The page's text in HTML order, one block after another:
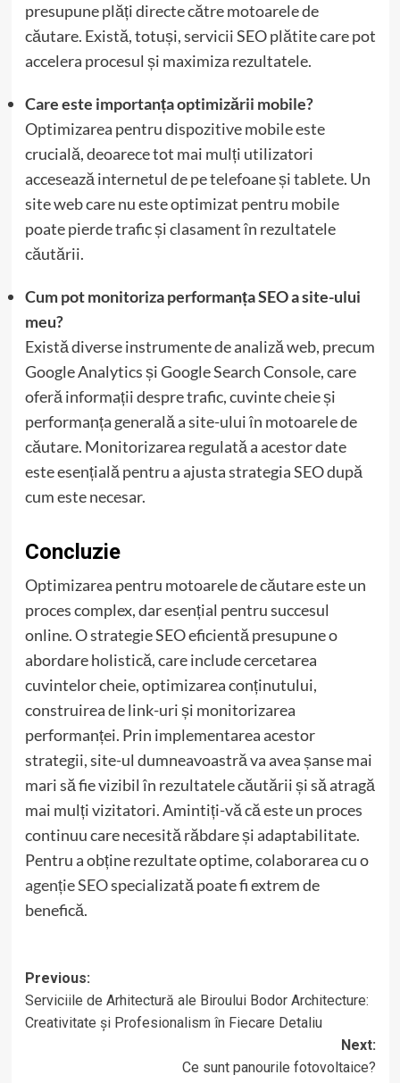
presupune plăți directe către motoarele de
căutare. Există, totuși, servicii SEO plătite care pot
accelera procesul și maximiza rezultatele.
Care este importanța optimizării mobile?
Optimizarea pentru dispozitive mobile este
crucială, deoarece tot mai mulți utilizatori
accesează internetul de pe telefoane și tablete. Un
site web care nu este optimizat pentru mobile
poate pierde trafic și clasament în rezultatele
căutării.
Cum pot monitoriza performanța SEO a site-ului
meu?
Există diverse instrumente de analiză web, precum
Google Analytics și Google Search Console, care
oferă informații despre trafic, cuvinte cheie și
performanța generală a site-ului în motoarele de
căutare. Monitorizarea regulată a acestor date
este esențială pentru a ajusta strategia SEO după
cum este necesar.
Concluzie
Optimizarea pentru motoarele de căutare este un
proces complex, dar esențial pentru succesul
online. O strategie SEO eficientă presupune o
abordare holistică, care include cercetarea
cuvintelor cheie, optimizarea conținutului,
construirea de link-uri și monitorizarea
performanței. Prin implementarea acestor
strategii, site-ul dumneavoastră va avea șanse mai
mari să fie vizibil în rezultatele căutării și să atragă
mai mulți vizitatori. Amintiți-vă că este un proces
continuu care necesită răbdare și adaptabilitate.
Pentru a obține rezultate optime, colaborarea cu o
agenție SEOspecializată poate fi extrem de
benefică.
Post
navigation
Previous:
Serviciile de Arhitectură ale Biroului Bodor Architecture:
Creativitate și Profesionalism în Fiecare Detaliu
Next:
Ce sunt panourile fotovoltaice?